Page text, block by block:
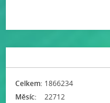
Celkem: 1866234
Měsíc:
22712